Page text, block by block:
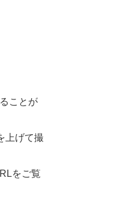
ことが
上げて撮
をご覧